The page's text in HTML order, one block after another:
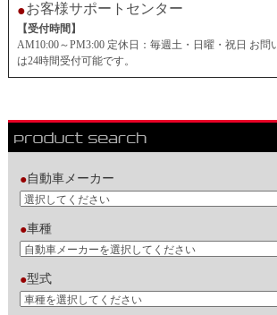
●お客様サポートセンター
【受付時間】
AM10:00～PM3:00 定休日：毎週土・日曜・祝日 お問
は24時間受付可能です。
●自動車メーカー
●車種
●型式